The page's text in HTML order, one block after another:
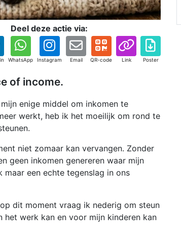
Deel deze actie via:
WhatsApp Instagram Email QR-code Link Poster
of income.
enige middel om inkomen te
werkt, heb ik het moeilijk om rond te
niet zomaar kan vervangen. Zonder
geen inkomen genereren waar mijn
maar een echte tegenslag in ons
dit moment vraag ik nederig om steun
werk kan en voor mijn kinderen kan